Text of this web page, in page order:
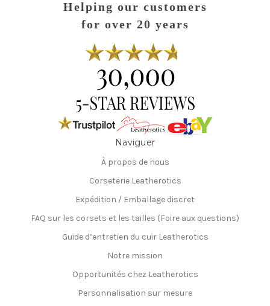
Helping our customers
for over 20 years
Naviguer
À propos de nous
Corseterie Leatherotics
Expédition / Emballage discret
FAQ sur les corsets et les tailles (Foire aux questions)
Guide d’entretien du cuir Leatherotics
Notre mission
Opportunités chez Leatherotics
Personnalisation sur mesure